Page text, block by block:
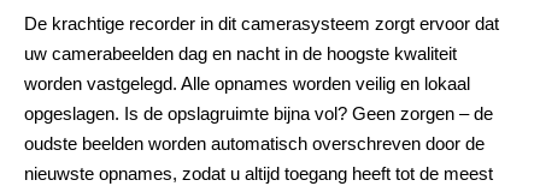
De krachtige recorder in dit camerasysteem zorgt ervoor dat
uw camerabeelden dag en nacht in de hoogste kwaliteit
worden vastgelegd. Alle opnames worden veilig en lokaal
opgeslagen. Is de opslagruimte bijna vol? Geen zorgen – de
oudste beelden worden automatisch overschreven door de
nieuwste opnames, zodat u altijd toegang heeft tot de meest